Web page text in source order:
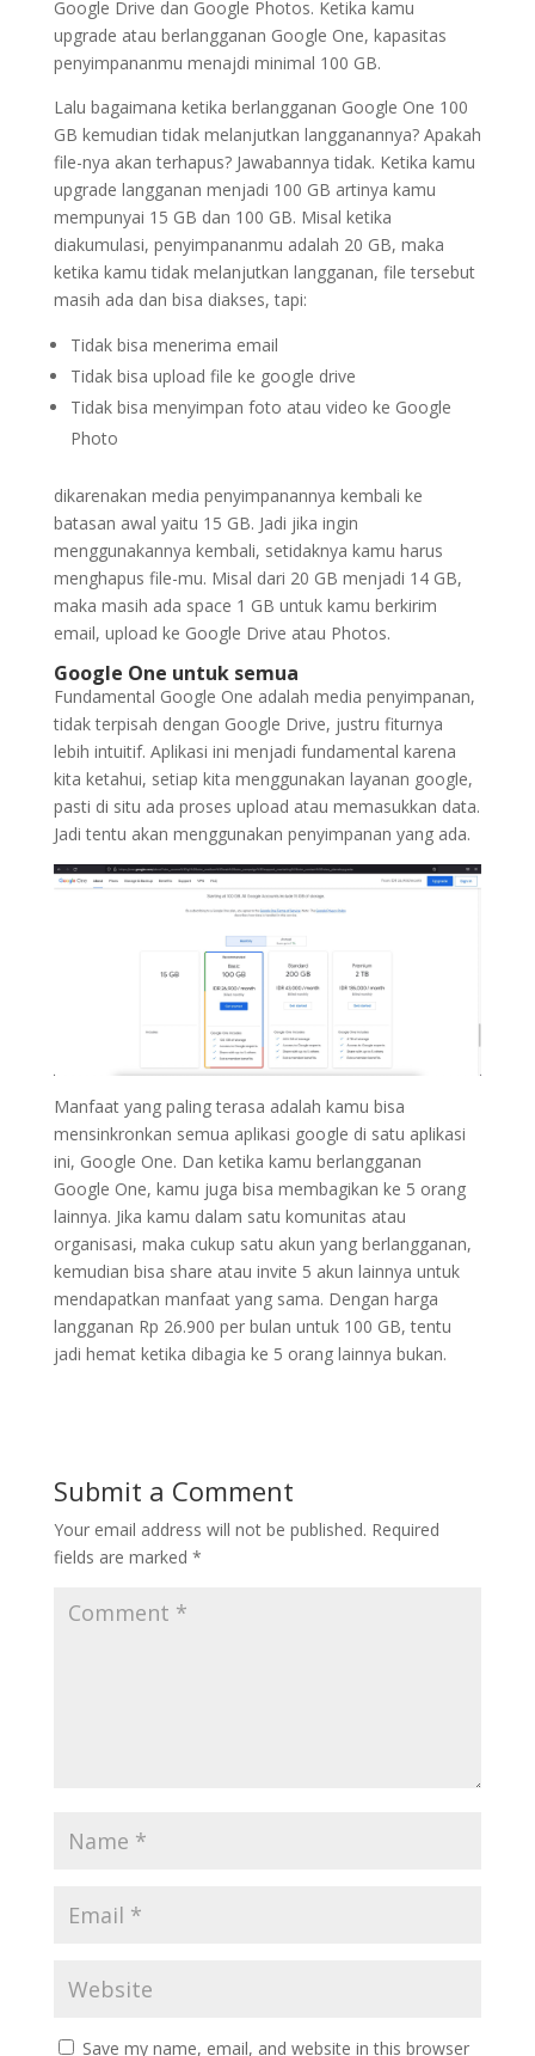
Google Drive dan Google Photos. Ketika kamu
upgrade atau berlangganan Google One, kapasitas
penyimpananmu menajdi minimal 100 GB.
Lalu bagaimana ketika berlangganan Google One 100
GB kemudian tidak melanjutkan langganannya? Apakah
file-nya akan terhapus? Jawabannya tidak. Ketika kamu
upgrade langganan menjadi 100 GB artinya kamu
mempunyai 15 GB dan 100 GB. Misal ketika
diakumulasi, penyimpananmu adalah 20 GB, maka
ketika kamu tidak melanjutkan langganan, file tersebut
masih ada dan bisa diakses, tapi:
Tidak bisa menerima email
Tidak bisa upload file ke google drive
Tidak bisa menyimpan foto atau video ke Google
Photo
dikarenakan media penyimpanannya kembali ke
batasan awal yaitu 15 GB. Jadi jika ingin
menggunakannya kembali, setidaknya kamu harus
menghapus file-mu. Misal dari 20 GB menjadi 14 GB,
maka masih ada space 1 GB untuk kamu berkirim
email, upload ke Google Drive atau Photos.
Google One untuk semua
Fundamental Google One adalah media penyimpanan,
tidak terpisah dengan Google Drive, justru fiturnya
lebih intuitif. Aplikasi ini menjadi fundamental karena
kita ketahui, setiap kita menggunakan layanan google,
pasti di situ ada proses upload atau memasukkan data.
Jadi tentu akan menggunakan penyimpanan yang ada.
Manfaat yang paling terasa adalah kamu bisa
mensinkronkan semua aplikasi google di satu aplikasi
ini, Google One. Dan ketika kamu berlangganan
Google One, kamu juga bisa membagikan ke 5 orang
lainnya. Jika kamu dalam satu komunitas atau
organisasi, maka cukup satu akun yang berlangganan,
kemudian bisa share atau invite 5 akun lainnya untuk
mendapatkan manfaat yang sama. Dengan harga
langganan Rp 26.900 per bulan untuk 100 GB, tentu
jadi hemat ketika dibagia ke 5 orang lainnya bukan.
Submit a Comment
Your email address will not be published. Required
fields are marked *
Save my name, email, and website in this browser